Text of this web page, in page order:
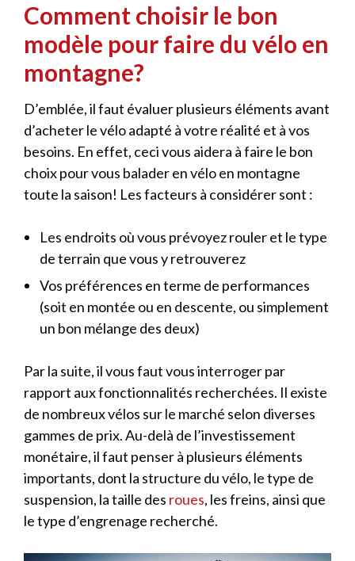
Comment choisir le bon
modèle pour faire du vélo en
montagne?
D’emblée, il faut évaluer plusieurs éléments avant
d’acheter le vélo adapté à votre réalité et à vos
besoins. En effet, ceci vous aidera à faire le bon
choix pour vous balader en vélo en montagne
toute la saison! Les facteurs à considérer sont :
Les endroits où vous prévoyez rouler et le type
de terrain que vous y retrouverez
Vos préférences en terme de performances
(soit en montée ou en descente, ou simplement
un bon mélange des deux)
Par la suite, il vous faut vous interroger par
rapport aux fonctionnalités recherchées. Il existe
de nombreux vélos sur le marché selon diverses
gammes de prix. Au-delà de l’investissement
monétaire, il faut penser à plusieurs éléments
importants, dont la structure du vélo, le type de
suspension, la taille des roues, les freins, ainsi que
le type d’engrenage recherché.